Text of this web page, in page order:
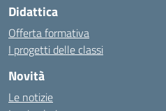
Didattica
Offerta formativa
I progetti delle classi
Novità
Le notizie